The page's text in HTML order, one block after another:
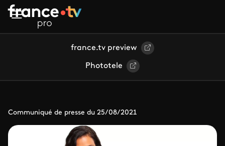
Aller au contenu principal
france.tv preview
Phototele
Communiqué de presse du 25/08/2021